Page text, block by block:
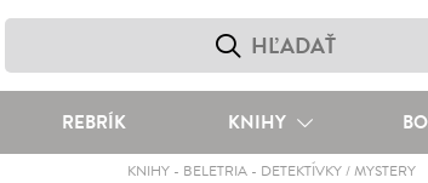
REBRÍK KNIHY
KNIHY- BELETRIA- DETEKTÍVKY / MYSTERY